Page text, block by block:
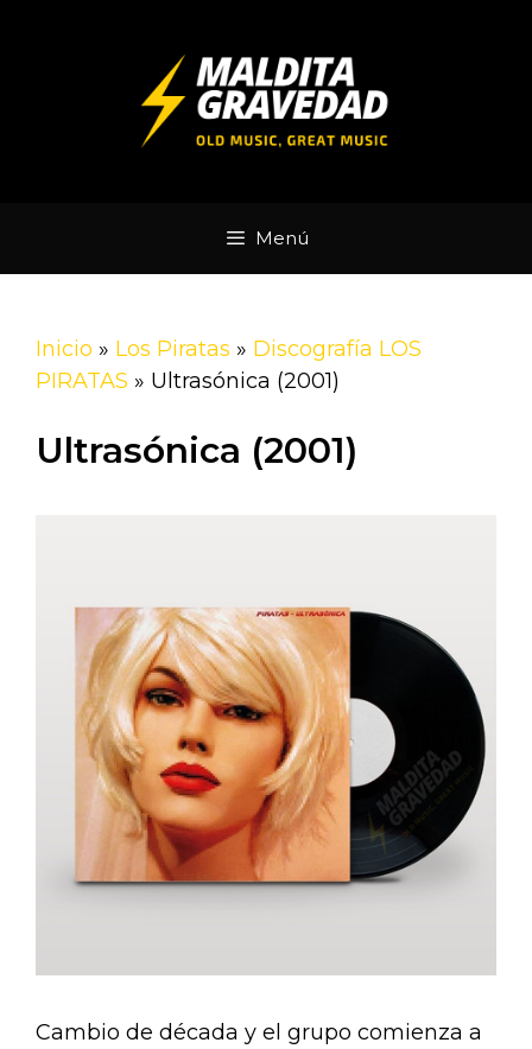
Menú
Inicio » Los Piratas » Discografía LOS
PIRATAS » Ultrasónica (2001)
Ultrasónica (2001)
Cambio de década y el grupo comienza a